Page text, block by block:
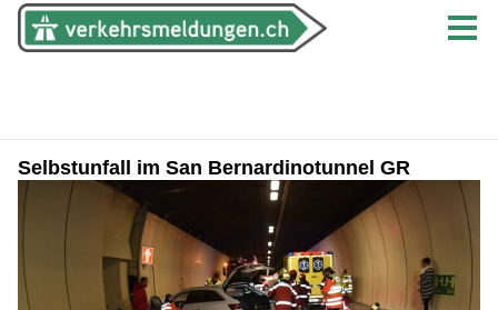
Selbstunfall im San Bernardinotunnel GR